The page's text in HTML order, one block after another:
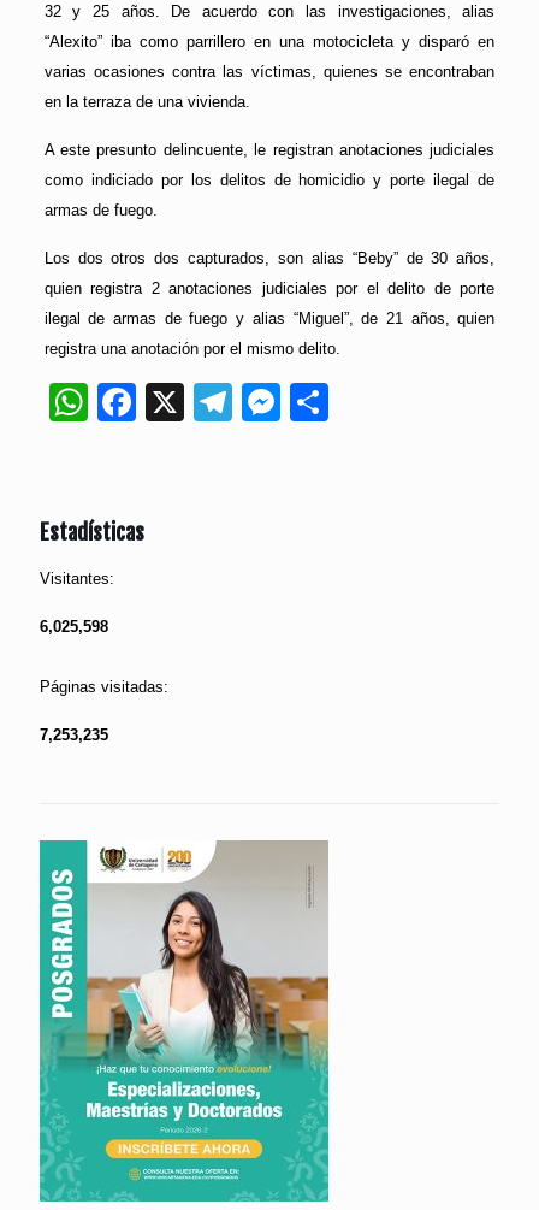
32 y 25 años. De acuerdo con las investigaciones, alias
“Alexito” iba como parrillero en una motocicleta y disparó en
varias ocasiones contra las víctimas, quienes se encontraban
en la terraza de una vivienda.
A este presunto delincuente, le registran anotaciones judiciales
como indiciado por los delitos de homicidio y porte ilegal de
armas de fuego.
Los dos otros dos capturados, son alias “Beby” de 30 años,
quien registra 2 anotaciones judiciales por el delito de porte
ilegal de armas de fuego y alias “Miguel”, de 21 años, quien
registra una anotación por el mismo delito.
WhatsApp
Facebook
X Telegram
Messenger
Estadísticas
Visitantes:
6,025,598
Páginas visitadas:
7,253,235